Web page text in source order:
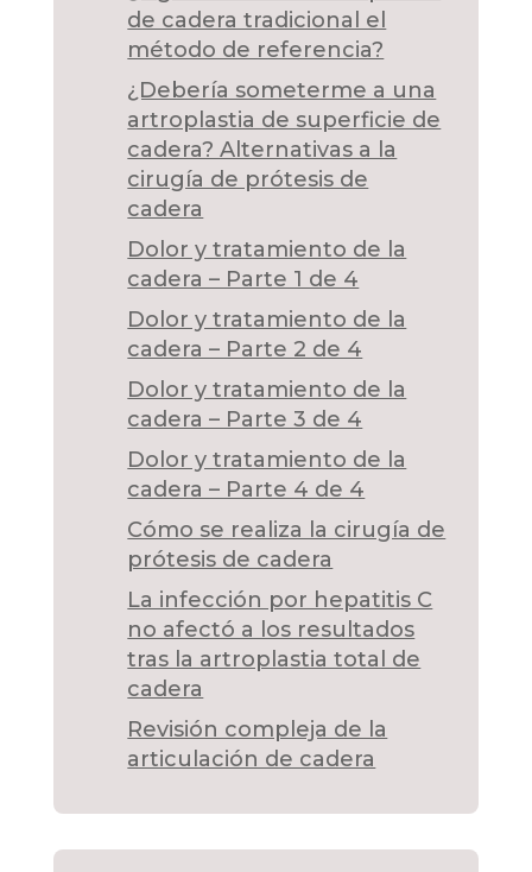
de cadera tradicional el
método de referencia?
¿Debería someterme a una
artroplastia de superficie de
cadera? Alternativas a la
cirugía de prótesis de
cadera
Dolor y tratamiento de la
cadera – Parte 1 de 4
Dolor y tratamiento de la
cadera – Parte 2 de 4
Dolor y tratamiento de la
cadera – Parte 3 de 4
Dolor y tratamiento de la
cadera – Parte 4 de 4
Cómo se realiza la cirugía de
prótesis de cadera
La infección por hepatitis C
no afectó a los resultados
tras la artroplastia total de
cadera
Revisión compleja de la
articulación de cadera